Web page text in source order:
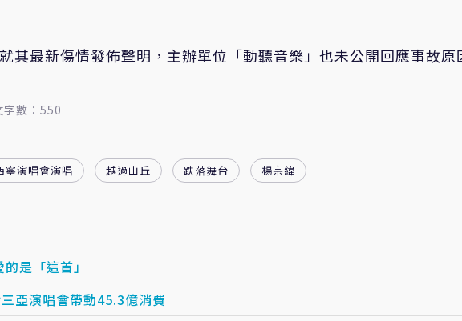
其最新傷情發佈聲明，主辦單位「動聽音樂」也未公開回應事故原
字數：550
寧演唱會演唱 越過山丘 跌落舞台 楊宗緯
是「這首」
亞演唱會帶動45.3億消費